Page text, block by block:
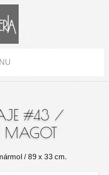
#43 /
MAGOT
/ 89 x 33 cm.